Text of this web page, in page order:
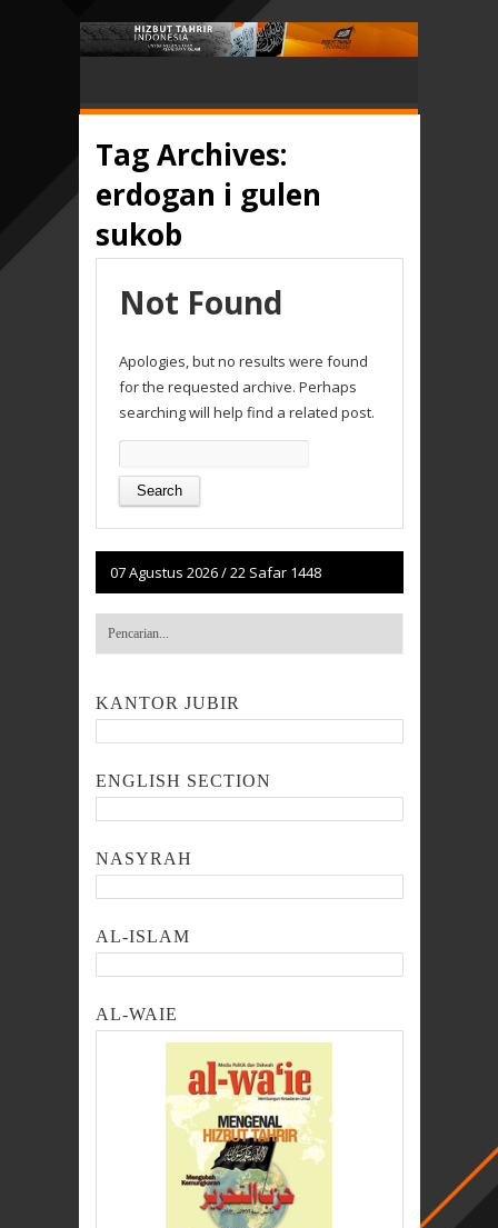
Tag Archives:
erdogan i gulen
sukob
Not Found
Apologies, but no results were found
for the requested archive. Perhaps
searching will help find a related post.
for:
07 Agustus 2026/22 Safar 1448
KANTOR JUBIR
ENGLISH SECTION
NASYRAH
AL-ISLAM
AL-WAIE